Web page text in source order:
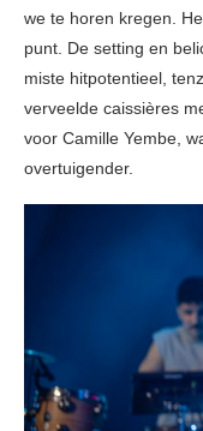
we te horen kregen.
punt. De setting en
miste hitpotentieel,
verveelde caissières
voor Camille Yembe,
overtuigender.